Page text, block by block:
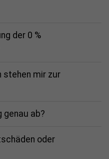
inkl. Kabel (3 m)
1,5 m
3 m
7 m
der 0 %
stehen mir zur
genau ab?
oder